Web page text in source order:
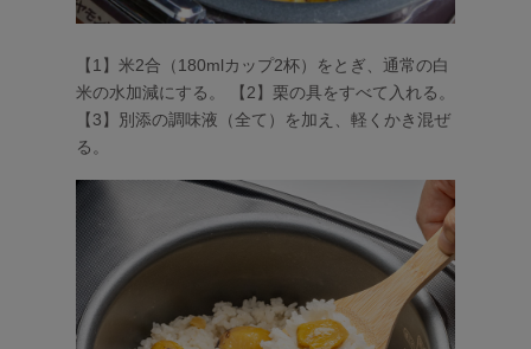
【1】米2合（180mlカップ2杯）をとぎ、通常の白
米の水加減にする。 【2】栗の具をすべて入れる。
【3】別添の調味液（全て）を加え、軽くかき混ぜ
る。